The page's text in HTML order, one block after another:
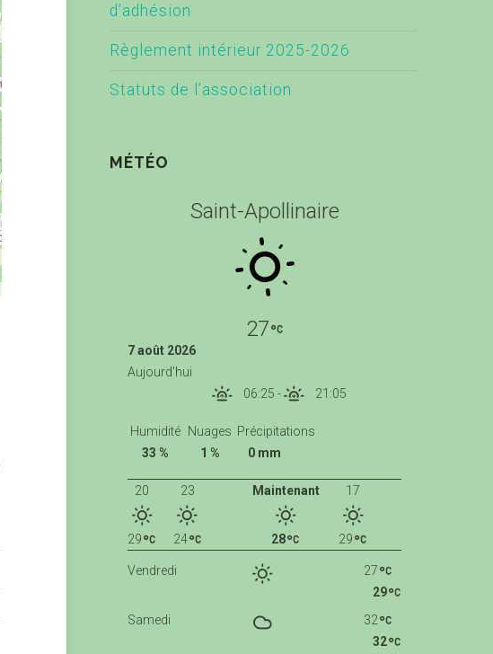
d’adhésion
Règlement intérieur 2025-2026
Statuts de l’association
MÉTÉO
Saint-Apollinaire
27
7 août 2026
Aujourd'hui
06:25 - 21:05
Humidité
33 %
Nuages
1 %
Précipitations
0 mm
Maintenant
28
17
29
20
29
23
24
Vendredi
27
29
Samedi
32
32